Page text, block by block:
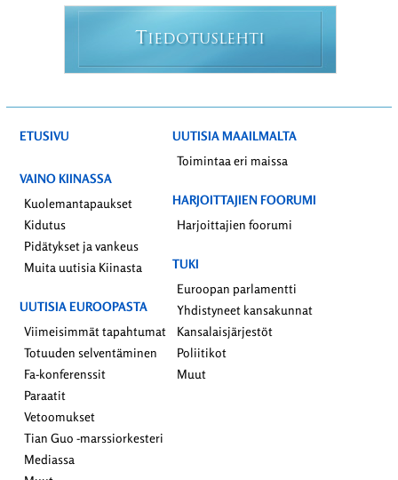
T IEDOTUSLEHTI
ETUSIVU
VAINO KIINASSA
Kuolemantapaukset
Kidutus
Pidätykset ja vankeus
Muita uutisia Kiinasta
UUTISIA EUROOPASTA
Viimeisimmät tapahtumat
Totuuden selventäminen
Fa-konferenssit
Paraatit
Vetoomukset
Tian Guo -marssiorkesteri
Mediassa
UUTISIA MAAILMALTA
Toimintaa eri maissa
HARJOITTAJIEN FOORUMI
Harjoittajien foorumi
TUKI
Euroopan parlamentti
Yhdistyneet kansakunnat
Kansalaisjärjestöt
Poliitikot
Muut